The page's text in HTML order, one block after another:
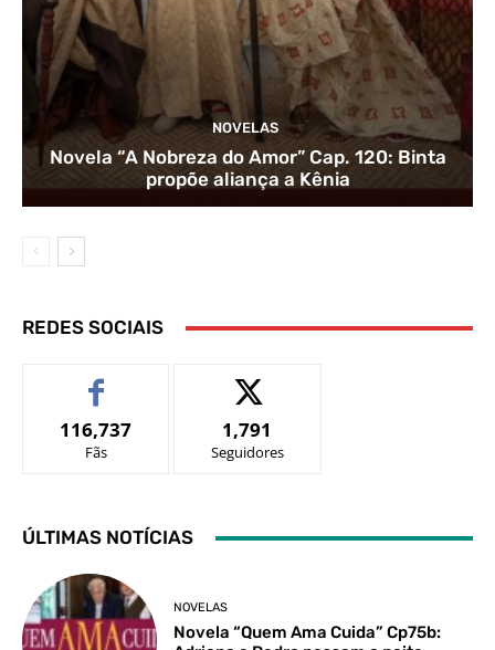
NOVELAS
Novela “A Nobreza do Amor” Cap. 120: Binta
propõe aliança a Kênia
REDES SOCIAIS
116,737
Fãs
1,791
Seguidores
ÚLTIMAS NOTÍCIAS
NOVELAS
Novela “Quem Ama Cuida” Cp75b: